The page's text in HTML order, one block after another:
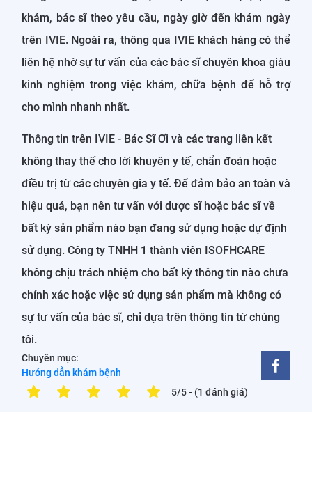
khám, bác sĩ theo yêu cầu, ngày giờ đến khám ngày
trên IVIE. Ngoài ra, thông qua IVIE khách hàng có thể
liên hệ nhờ sự tư vấn của các bác sĩ chuyên khoa giàu
kinh nghiệm trong việc khám, chữa bệnh để hỗ trợ
cho mình nhanh nhất.
Thông tin trên IVIE - Bác Sĩ Ơi và các trang liên kết
không thay thế cho lời khuyên y tế, chẩn đoán hoặc
điều trị từ các chuyên gia y tế. Để đảm bảo an toàn và
hiệu quả, bạn nên tư vấn với dược sĩ hoặc bác sĩ về
bất kỳ sản phẩm nào bạn đang sử dụng hoặc dự định
sử dụng. Công ty TNHH 1 thành viên ISOFHCARE
không chịu trách nhiệm cho bất kỳ thông tin nào chưa
chính xác hoặc việc sử dụng sản phẩm mà không có
sự tư vấn của bác sĩ, chỉ dựa trên thông tin từ chúng
tôi.
Chuyên mục:
Hướng dẫn khám bệnh
5/5- (1 đánh giá)